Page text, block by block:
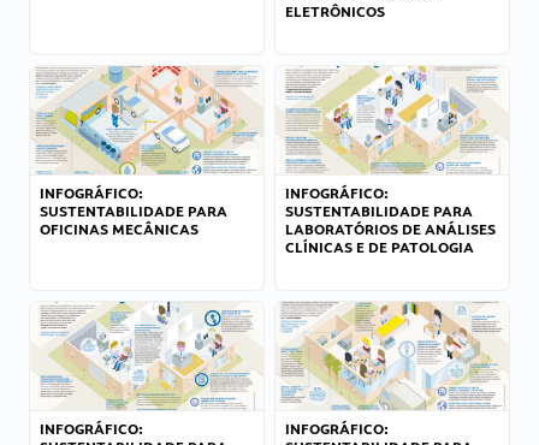
ELETRÔNICOS
INFOGRÁFICO:
SUSTENTABILIDADE PARA
OFICINAS MECÂNICAS
INFOGRÁFICO:
SUSTENTABILIDADE PARA
LABORATÓRIOS DE ANÁLISES
CLÍNICAS E DE PATOLOGIA
INFOGRÁFICO:
INFOGRÁFICO: